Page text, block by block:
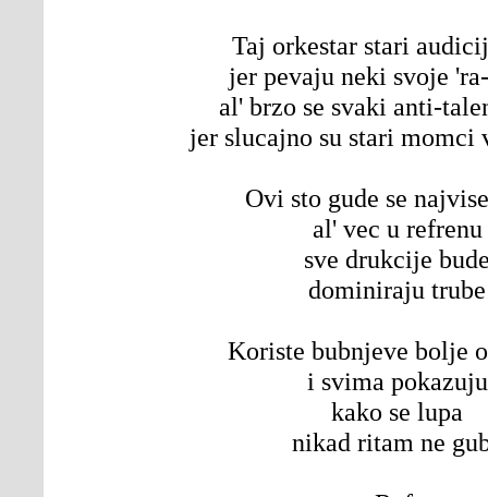
Taj orkestar stari
jer pevaju neki svoje
al' brzo se svaki anti-
jer slucajno su stari
Ovi sto gude se
al' vec u refrenu
sve drukcije
dominiraju trube
Koriste bubnjeve bolje
i svima pokazuju
kako se lupa
nikad ritam ne